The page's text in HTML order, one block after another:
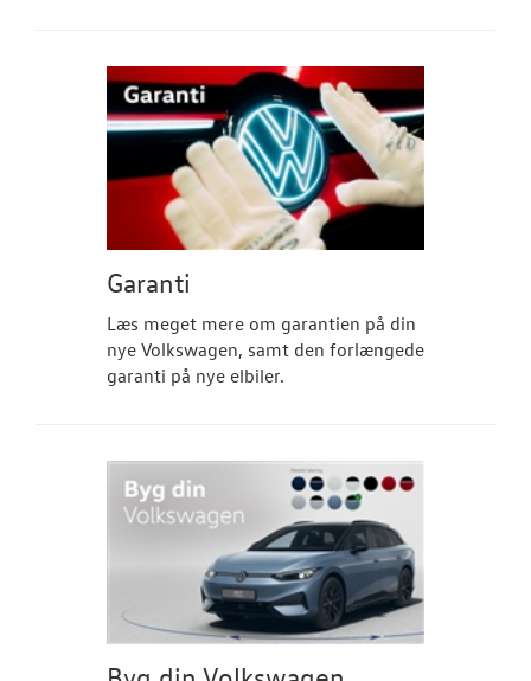
RESERVEDELE
NYHEDER
Aktuelt
JOB OG
Garanti
Læs meget mere om garantien på din
nye Volkswagen, samt den forlængede
garanti på nye elbiler.